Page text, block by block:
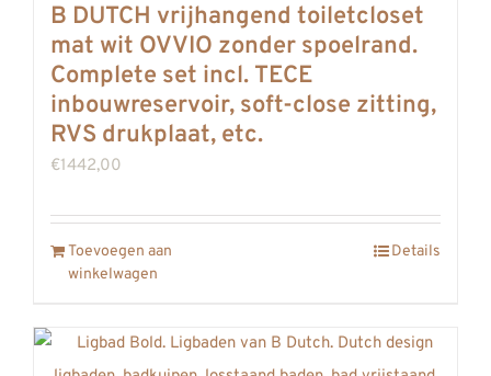
B DUTCH vrijhangend toiletcloset
mat wit OVVIO zonder spoelrand.
Complete set incl. TECE
inbouwreservoir, soft-close zitting,
RVS drukplaat, etc.
€1442,00
Toevoegen aan
winkelwagen
Details